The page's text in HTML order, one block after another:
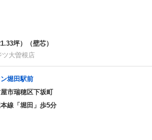
坪）（壁芯）
ツ大曽根店
堀田駅前
市瑞穂区下坂町
線「堀田」歩5分